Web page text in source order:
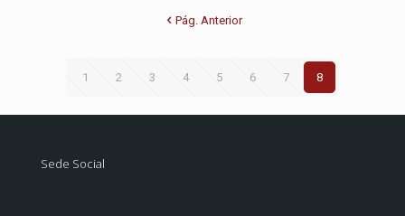
Pág. Anterior
1 2 3 4 5 6 7 8
Sede Social